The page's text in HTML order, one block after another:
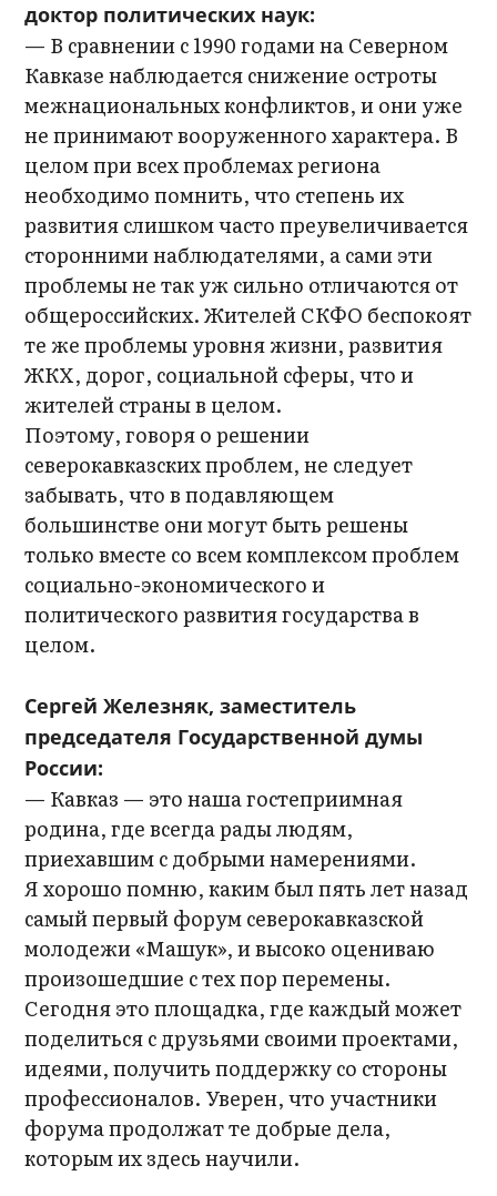
доктор политических наук:
— В сравнении с 1990 годами на Северном
Кавказе наблюдается снижение остроты
межнациональных конфликтов, и они уже
не принимают вооруженного характера. В
целом при всех проблемах региона
необходимо помнить, что степень их
развития слишком часто преувеличивается
сторонними наблюдателями, а сами эти
проблемы не так уж сильно отличаются от
общероссийских. Жителей СКФО беспокоят
те же проблемы уровня жизни, развития
ЖКХ, дорог, социальной сферы, что и
жителей страны в целом.
Поэтому, говоря о решении
северокавказских проблем, не следует
забывать, что в подавляющем
большинстве они могут быть решены
только вместе со всем комплексом проблем
социально-экономического и
политического развития государства в
целом.
Сергей Железняк, заместитель
председателя Государственной думы
России:
— Кавказ — это наша гостеприимная
родина, где всегда рады людям,
приехавшим с добрыми намерениями.
Я хорошо помню, каким был пять лет назад
самый первый форум северокавказской
молодежи «Машук», и высоко оцениваю
произошедшие с тех пор перемены.
Сегодня это площадка, где каждый может
поделиться с друзьями своими проектами,
идеями, получить поддержку со стороны
профессионалов. Уверен, что участники
форума продолжат те добрые дела,
которым их здесь научили.